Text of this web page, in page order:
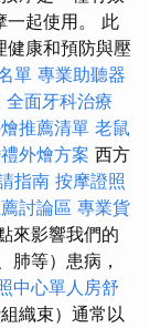
一起使用。 此
健康和預防與壓
單 專業助聽器
全面牙科治療
推薦清單 老鼠
外燴方案 西方
指南 按摩證照
討論區 專業貨
來影響我們的
肺等）患病，
中心單人房舒
織束）通常以